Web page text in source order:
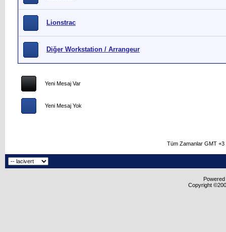
Lionstrac
Diğer Workstation / Arrangeur
Yeni Mesaj Var
Yeni Mesaj Yok
Tüm Zamanlar GMT
Copyright